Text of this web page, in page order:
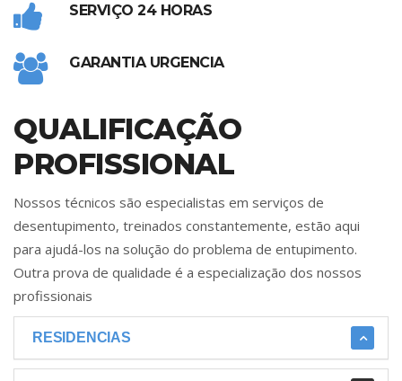
SERVIÇO 24 HORAS
GARANTIA URGENCIA
QUALIFICAÇÃO
PROFISSIONAL
Nossos técnicos são especialistas em serviços de
desentupimento, treinados constantemente, estão aqui
para ajudá-los na solução do problema de entupimento.
Outra prova de qualidade é a especialização dos nossos
profissionais
RESIDENCIAS